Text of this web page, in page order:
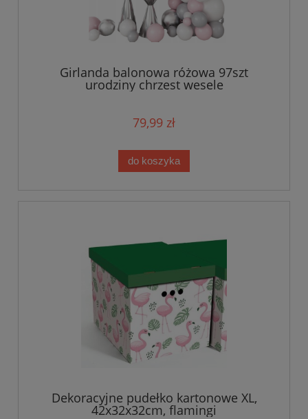
Girlanda balonowa różowa 97szt
urodziny chrzest wesele
79,99 zł
do koszyka
Dekoracyjne pudełko kartonowe XL,
42x32x32cm, flamingi